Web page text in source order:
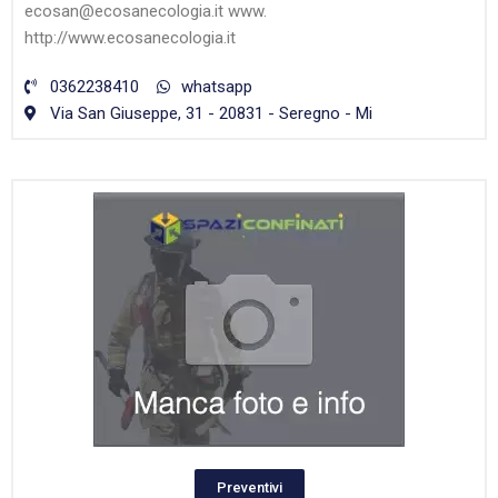
ecosan@ecosanecologia.it www.
http://www.ecosanecologia.it
0362238410
whatsapp
Via San Giuseppe, 31 - 20831 - Seregno - Mi
Preventivi